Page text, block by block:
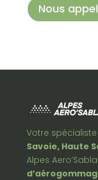
Nous
Votre spécialiste
Savoie, Haute
Alpes